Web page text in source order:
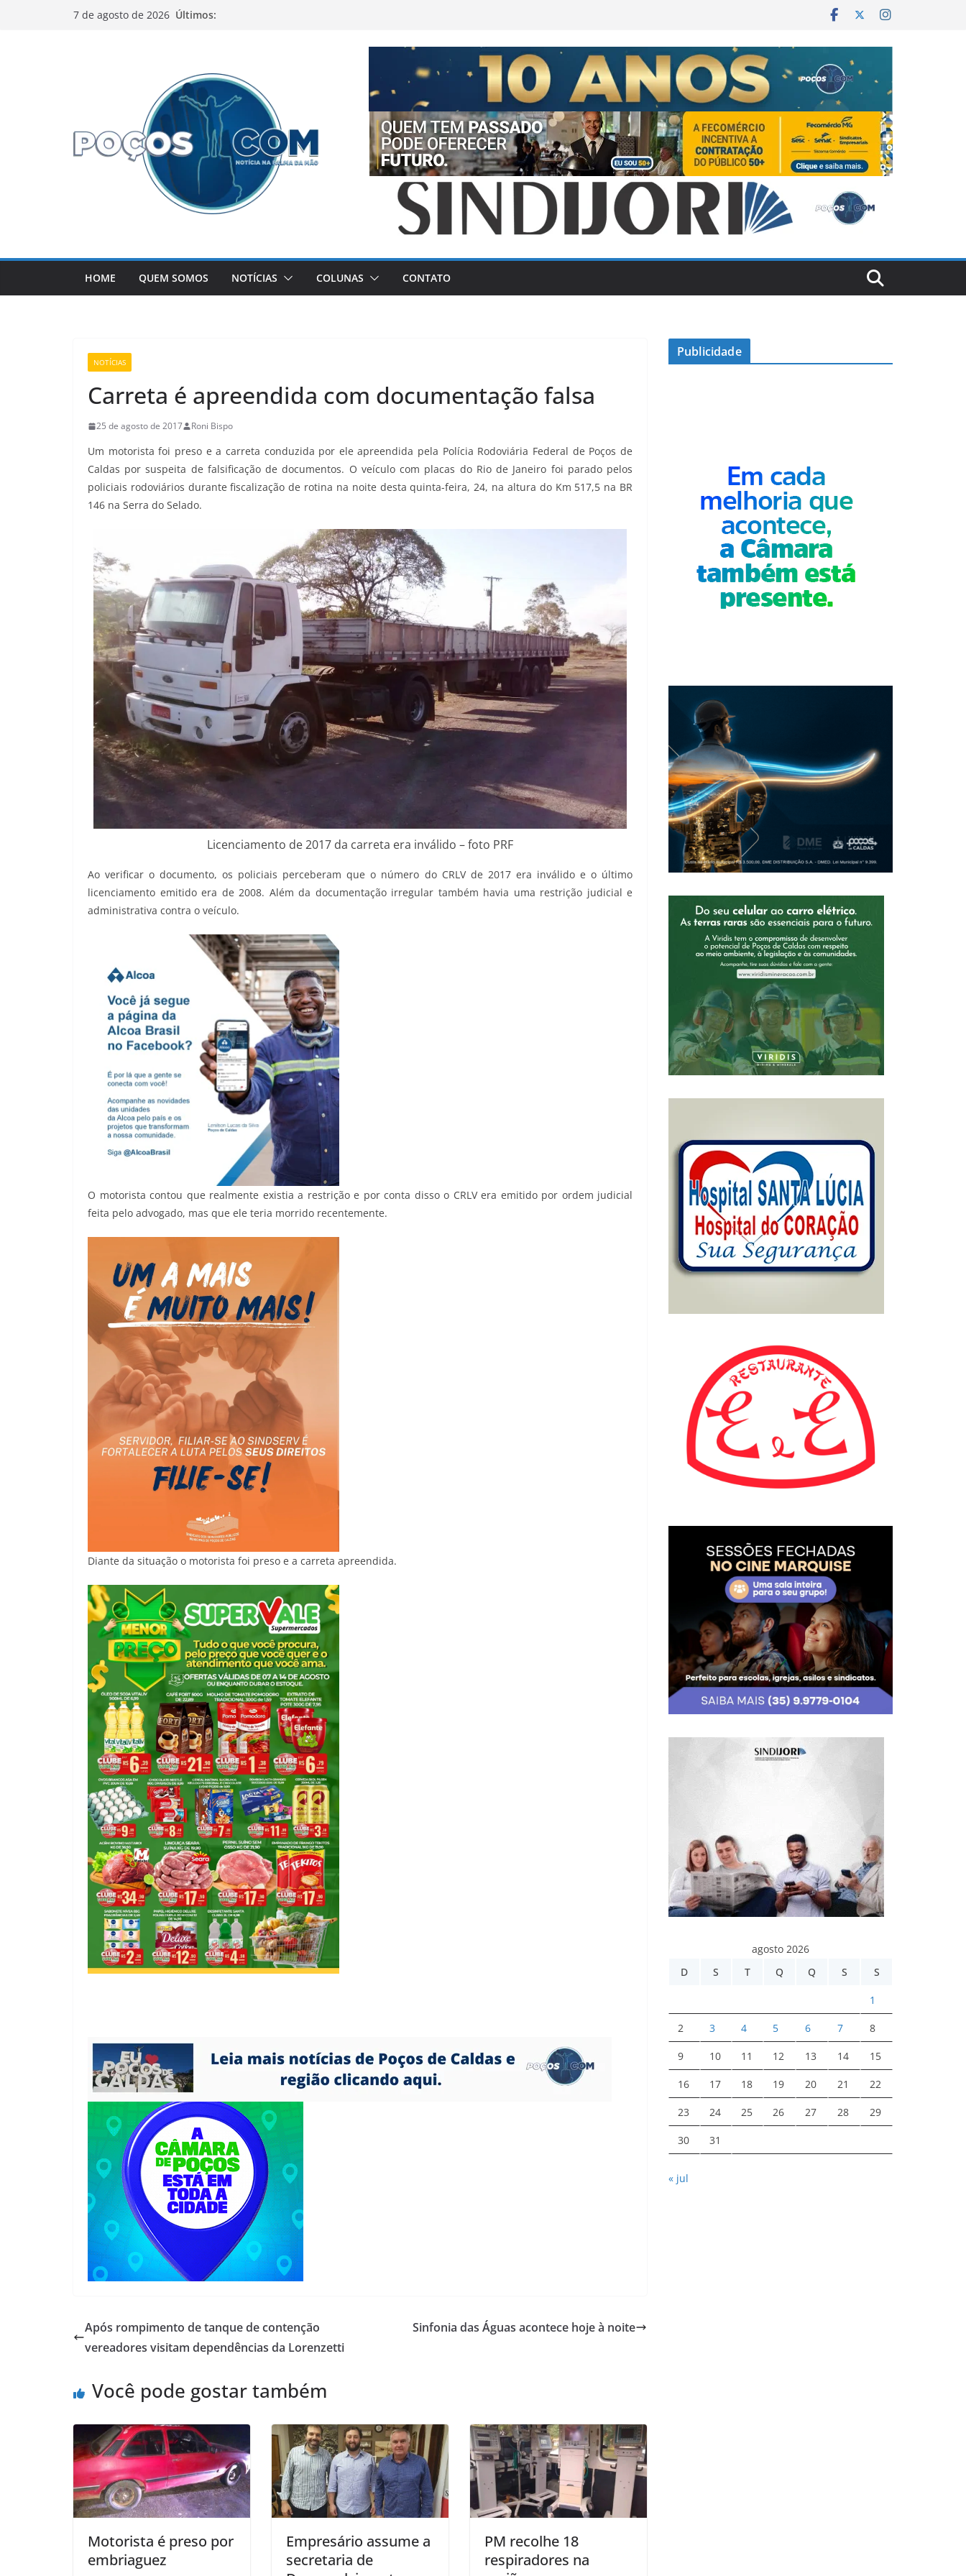
7 de agosto de 2026 Últimos:
HOME QUEM SOMOS NOTÍCIAS COLUNAS CONTATO
NOTÍCIAS
Carreta é apreendida com documentação falsa
25 de agosto de 2017 Roni Bispo
Um motorista foi preso e a carreta conduzida por ele apreendida pela Polícia Rodoviária Federal de Poços de
Caldas por suspeita de falsificação de documentos. O veículo com placas do Rio de Janeiro foi parado pelos
policiais rodoviários durante fiscalização de rotina na noite desta quinta-feira, 24, na altura do Km 517,5 na BR
146 na Serra do Selado.
Licenciamento de 2017 da carreta era inválido – foto PRF
Ao verificar o documento, os policiais perceberam que o número do CRLV de 2017 era inválido e o último
licenciamento emitido era de 2008. Além da documentação irregular também havia uma restrição judicial e
administrativa contra o veículo.
O motorista contou que realmente existia a restrição e por conta disso o CRLV era emitido por ordem judicial
feita pelo advogado, mas que ele teria morrido recentemente.
Diante da situação o motorista foi preso e a carreta apreendida.
Após rompimento de tanque de contenção
vereadores visitam dependências da Lorenzetti
Sinfonia das Águas acontece hoje à noite
Você pode gostar também
Motorista é preso por
embriaguez
Empresário assume a
secretaria de
PM recolhe 18
respiradores na
Publicidade
agosto 2026
D
S T Q Q S S
1
2 3 4 5 6 7 8
9 10 11 12 13 14 15
16 17 18 19 20 21 22
23 24 25 26 27 28 29
30 31
« jul